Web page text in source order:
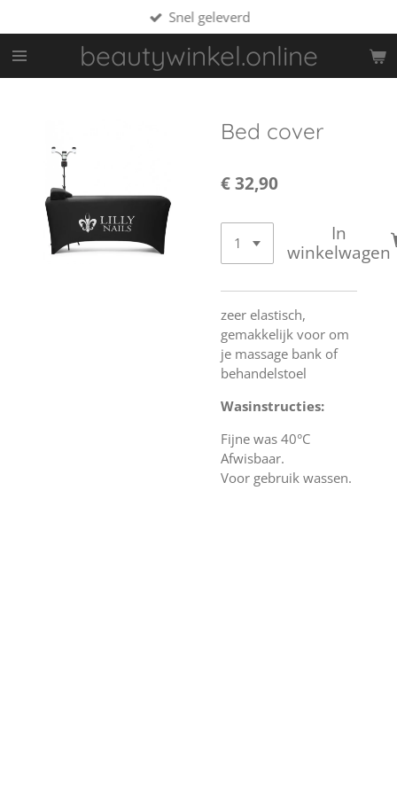
direct
naar
de
beautywinkel.online
Snel geleverd
Bed cover
€ 32,90
In
winkelwagen
zeer elastisch,
gemakkelijk voor om
je massage bank of
behandelstoel
Wasinstructies:
Fijne was 40°C
Afwisbaar.
Voor gebruik wassen.